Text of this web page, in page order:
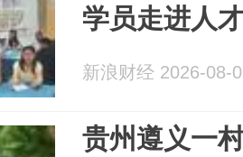
学员走进人
新浪财经 2026-08-
贵州遵义一